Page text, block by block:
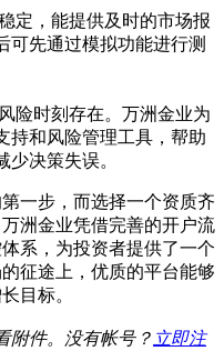
定，能提供及时的市场报
可先通过模拟功能进行测
险时刻存在。万洲金业为
持和风险管理工具，帮助
决策失误。
一步，而选择一个资质齐
洲金业凭借完善的开户流
系，为投资者提供了一个
征途上，优质的平台能够
目标。
附件。没有帐号？ 立即注